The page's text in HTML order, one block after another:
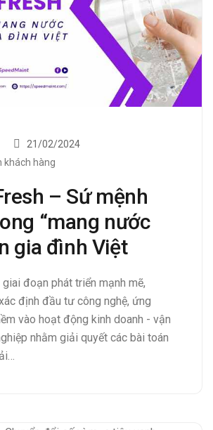
21/02/2024
khách hàng
– Sứ mệnh
“mang nước
gia đình Việt
đoạn phát triển mạnh mẽ,
định đầu tư công nghệ, ứng
vào hoạt động kinh doanh - vận
nhằm giải quyết các bài toán